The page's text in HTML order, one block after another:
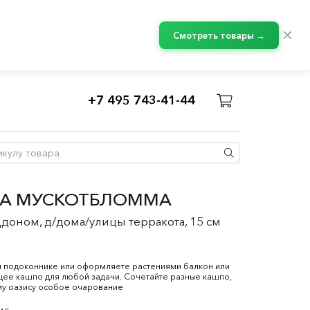
Смотреть товары → ✕
+7 495 743-41-44
МУСКОТБЛОММА
д/дома/улицы терракота, 15 см
или оформляете растениями балкон или
кашпо для любой задачи. Сочетайте разные кашпо,
оазису особое очарование